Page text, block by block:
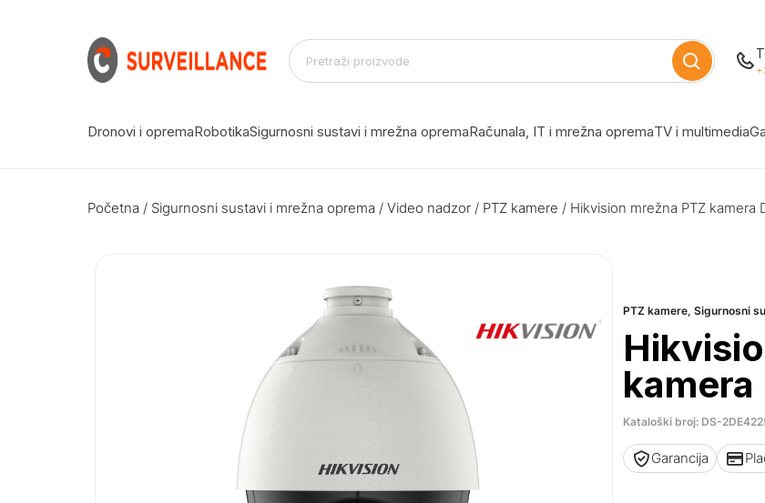
Dronovi i opremaRobotikaSigurnosni sustavi i mrežna opremaRačunala, IT i mrežna opremaTV i multimedia
Početna / Sigurnosni sustavi i mrežna oprema / Video nadzor / PTZ kamere / Hikvision mrežna PTZ kamera
PTZ kamere,Sigurnosni
kamera
Kataloški broj: DS-
Garancija